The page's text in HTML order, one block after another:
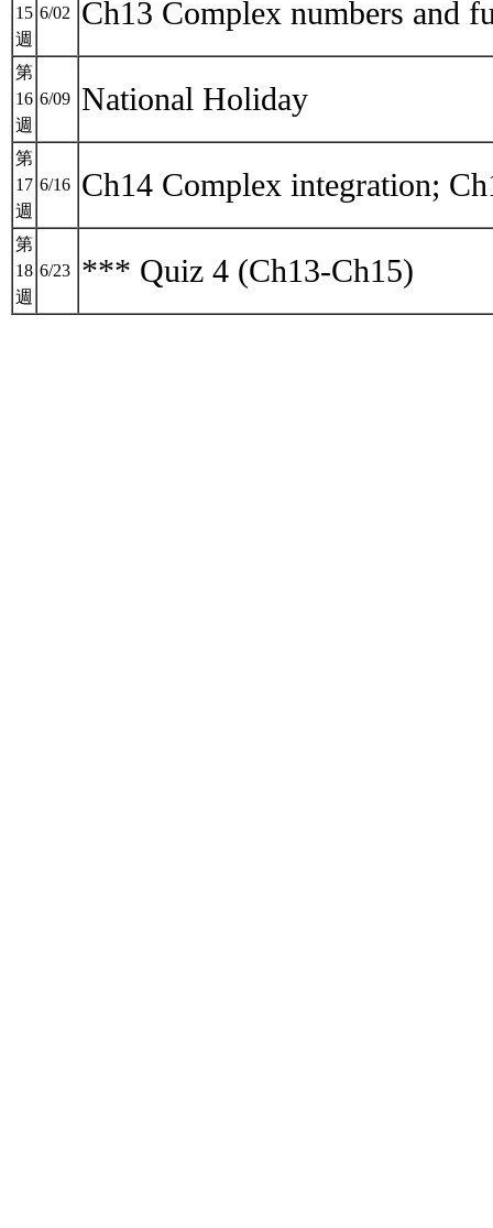
15
週
6/02 Ch13 Complex numbers and
第
16
週
6/09 National Holiday
第
17
週
6/16 Ch14 Complex integration;
第
18
週
6/23 *** Quiz 4 (Ch13-Ch15)